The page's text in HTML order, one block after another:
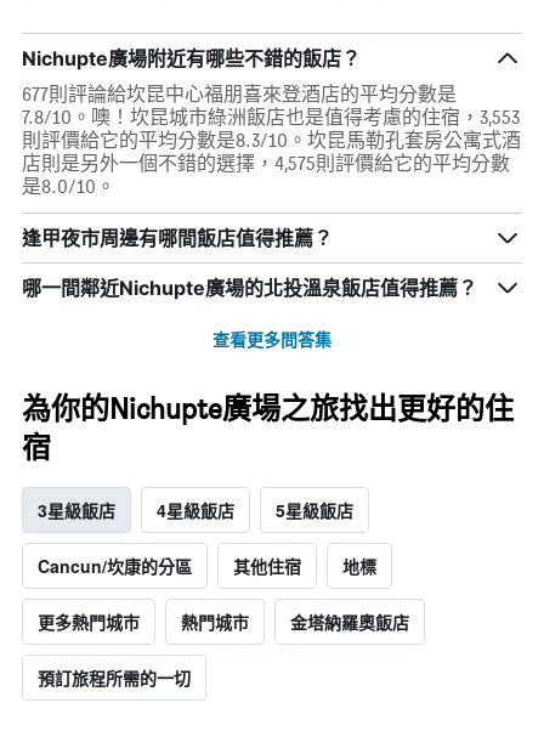
Nichupte廣場附近有哪些不錯的飯店？
677則評論給坎昆中心福朋喜來登酒店的平均分數是
7.8/10。噢！坎昆城市綠洲飯店也是值得考慮的住宿，3,553
則評價給它的平均分數是8.3/10。坎昆馬勒孔套房公寓式酒
店則是另外一個不錯的選擇，4,575則評價給它的平均分數
是8.0/10。
逢甲夜市周邊有哪間飯店值得推薦？
哪一間鄰近Nichupte廣場的北投溫泉飯店值得推薦？
查看更多問答集
為你的Nichupte廣場之旅找出更好的住
宿
3星級飯店 4星級飯店 5星級飯店
Cancun/坎康的分區 其他住宿 地標
更多熱門城市 熱門城市 金塔納羅奧飯店
預訂旅程所需的一切